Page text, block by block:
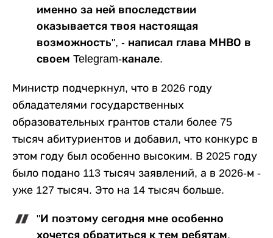
именно за ней впоследствии
оказывается твоя настоящая
возможность", - написал глава МНВО в
своем Telegram-канале.
Министр подчеркнул, что в 2026 году
обладателями государственных
образовательных грантов стали более 75
тысяч абитуриентов и добавил, что конкурс в
этом году был особенно высоким. В 2025 году
было подано 113 тысяч заявлений, а в 2026-м -
уже 127 тысяч. Это на 14 тысяч больше.
"И поэтому сегодня мне особенно
хочется обратиться к тем ребятам,